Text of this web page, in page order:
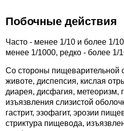
Побочные действия
Часто - менее 1/10 и более 1/
менее 1/1000, редко - более 1/
Со стороны пищеварительной
животе, диспепсия, кислая
диарея, дисфагия, метеоризм,
изъязвления слизистой
гастрит, эзофагит, эрозии
стриктура пищевода,